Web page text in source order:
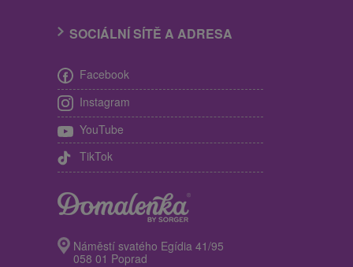
SOCIÁLNÍ SÍTĚ A ADRESA
Facebook
Instagram
YouTube
TikTok
Náměstí svatého Egídia 41/95
058 01 Poprad